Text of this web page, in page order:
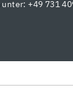
+49 731